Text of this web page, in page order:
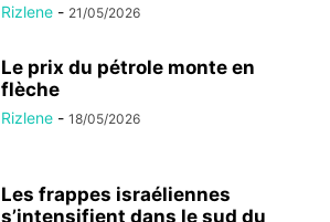
Rizlene - 21/05/2026
Le prix du pétrole monte en
flèche
Rizlene - 18/05/2026
Les frappes israéliennes
s’intensifient dans le sud du